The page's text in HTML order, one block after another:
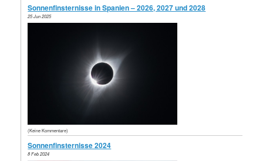
Sonnenfinsternisse in Spanien – 2026, 2027 und 2028
25 Jun 2025
(Keine Kommentare)
Sonnenfinsternisse 2024
8 Feb 2024